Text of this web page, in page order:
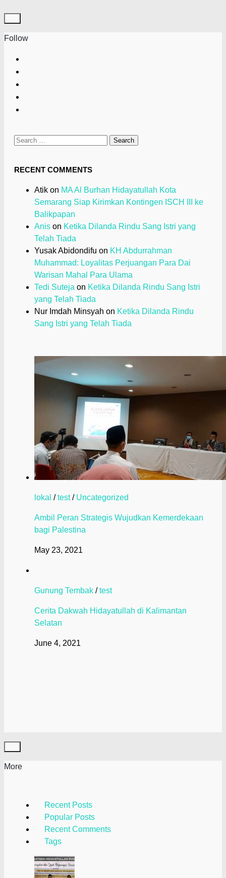
Follow
Search
RECENT COMMENTS
Atik on MA Al Burhan Hidayatullah Kota
Semarang Siap Kirimkan Kontingen ISCH III ke
Balikpapan
Anis on Ketika Dilanda Rindu Sang Istri yang
Telah Tiada
Yusak Abidondifu on KH Abdurrahman
Muhammad: Loyalitas Perjuangan Para Dai
Warisan Mahal Para Ulama
Tedi Suteja on Ketika Dilanda Rindu Sang Istri
yang Telah Tiada
Nur Imdah Minsyah on Ketika Dilanda Rindu
Sang Istri yang Telah Tiada
lokal /test/ Uncategorized
Ambil Peran Strategis Wujudkan Kemerdekaan
bagi Palestina
May 23, 2021
Gunung Tembak /test
Cerita Dakwah Hidayatullah di Kalimantan
Selatan
June 4, 2021
More
Recent Posts
Popular Posts
Recent Comments
Tags